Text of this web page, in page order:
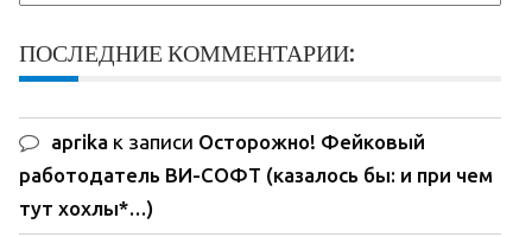
ПОСЛЕДНИЕ КОММЕНТАРИИ:
aprika к записи Осторожно! Фейковый
работодатель ВИ-СОФТ (казалось бы: и при чем
тут хохлы*…)